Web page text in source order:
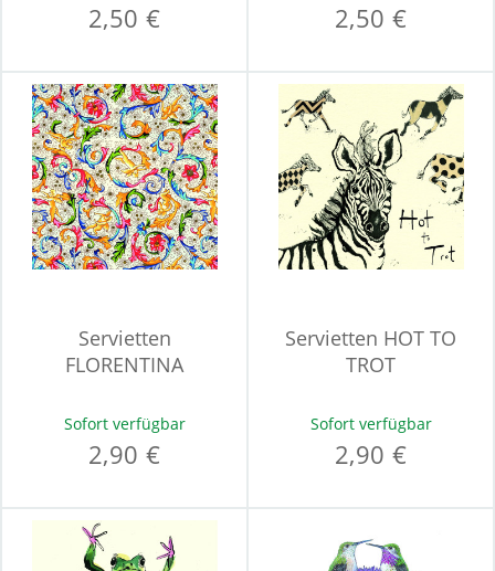
2,50 € 2,50 €
Servietten
FLORENTINA
Sofort verfügbar
2,90 €
Servietten HOT TO
TROT
Sofort verfügbar
2,90 €